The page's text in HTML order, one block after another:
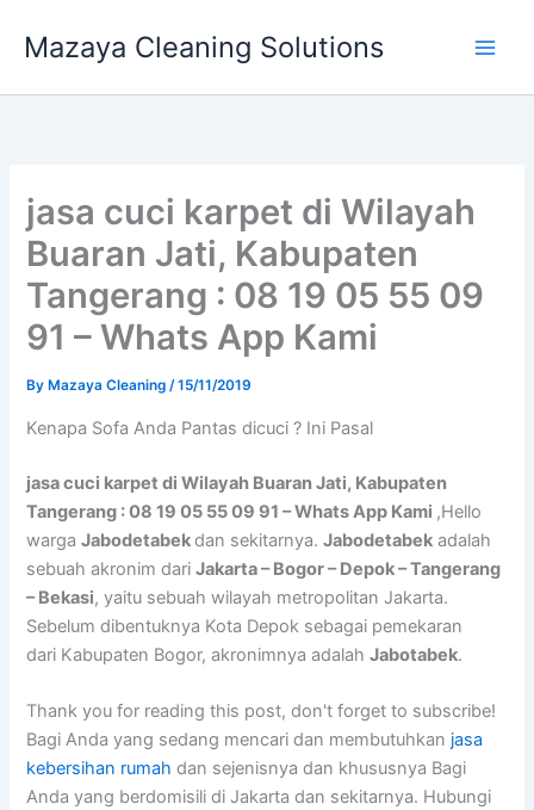
Mazaya Cleaning Solutions
jasa cuci karpet di Wilayah
Buaran Jati, Kabupaten
Tangerang : 08 19 05 55 09
91 – Whats App Kami
By Mazaya Cleaning/15/11/2019
Kenapa Sofa Andа Pantas dicuci ? Ini Pasal
jasa cuci karpet di Wilayah Buaran Jati, Kabupaten
Tangerang : 08 19 05 55 09 91 – Whats App Kami ,Hello
wargaJabodetabekdan sekitarnya.Jabodetabek adalah
sebuah akronim dariJakarta – Bogor – Depok – Tangerang
– Bekasi, yaitu sebuah wilayah metropolitan Jakarta.
Sebelum dibentuknya Kota Depok sebagai pemekaran
dari Kabupaten Bogor, akronimnya adalahJabotabek.
Thank you for reading this post, don't forget to subscribe!
Bagi Anda yang sedang mencari dan membutuhkan jasa
kebersihan rumah dan sejenisnya dan khususnya Bagi
Anda yang berdomisili di Jakarta dan sekitarnya. Hubungi